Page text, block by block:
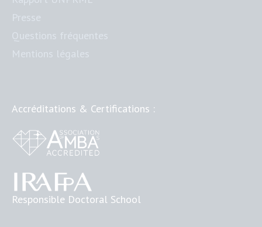
Accréditations & Certifications :
Responsible Doctoral School